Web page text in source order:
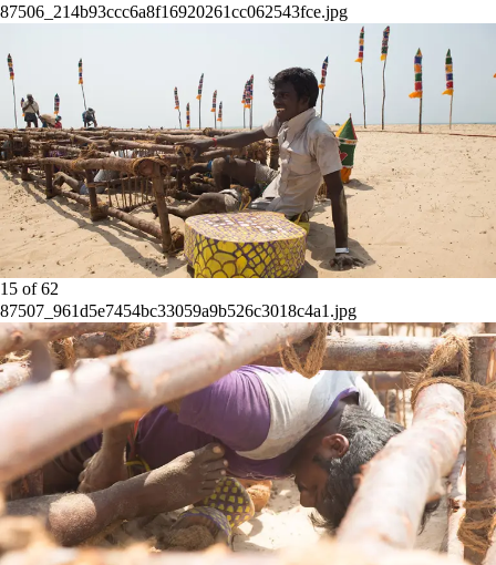
87506_214b93ccc6a8f16920261cc062543fce.jpg
15 of62
87507_961d5e7454bc33059a9b526c3018c4a1.jpg